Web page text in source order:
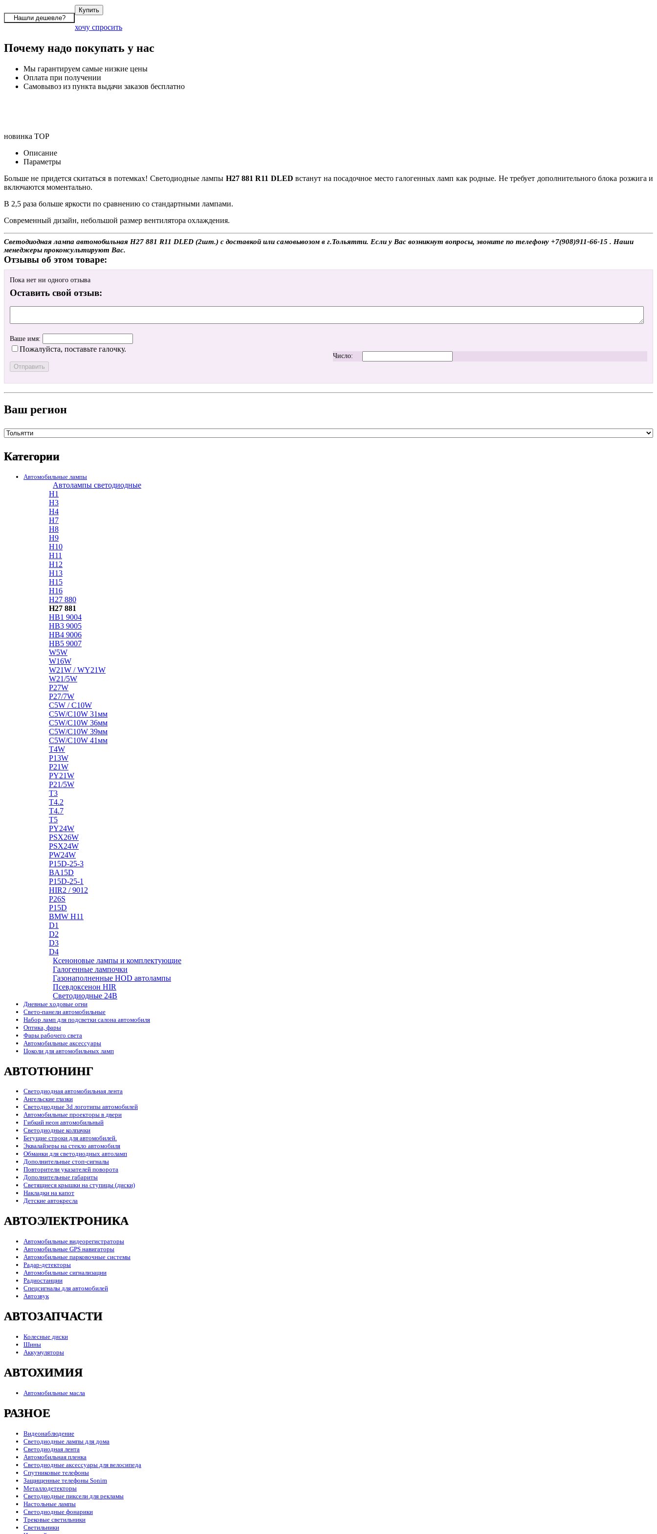
хочу спросить
Почему надо покупать у нас
Мы гарантируем самые низкие цены
Оплата при получении
Самовывоз из пункта выдачи заказов бесплатно
новинка TOP
Описание
Параметры
Больше не придется скитаться в потемках! Светодиодные лампы H27 881 R11 DLED встанут на посадочное место галогенных ламп как родные. Не требует дополнительного блока розжига и
включаются моментально.
В 2,5 раза больше яркости по сравнению со стандартными лампами.
Современный дизайн, небольшой размер вентилятора охлаждения.
Светодиодная лампа автомобильная H27 881 R11 DLED (2шт.) с доставкой или самовывозом в г.Тольятти. Если у Вас возникнут вопросы, звоните по телефону +7(908)911-66-15 . Наши
менеджеры проконсультируют Вас.
Отзывы об этом товаре:
Пока нет ни одного отзыва
Оставить свой отзыв:
Ваше имя:
Пожалуйста, поставьте галочку.
Число:
Ваш регион
Категории
Автомобильные лампы
Автолампы светодиодные
H1
H3
H4
H7
H8
H9
H10
H11
H12
H13
H15
H16
H27 880
H27 881
HB1 9004
HB3 9005
HB4 9006
HB5 9007
W5W
W16W
W21W / WY21W
W21/5W
P27W
P27/7W
C5W / C10W
C5W/C10W 31мм
C5W/C10W 36мм
C5W/C10W 39мм
C5W/C10W 41мм
T4W
P13W
P21W
PY21W
P21/5W
T3
T4.2
T4.7
T5
PY24W
PSX26W
PSX24W
PW24W
P15D-25-3
BA15D
P15D-25-1
HIR2 / 9012
P26S
P15D
BMW H11
D1
D2
D3
D4
Ксеноновые лампы и комплектующие
Галогенные лампочки
Газонаполненные HOD автолампы
Псевдоксенон HIR
Cветодиодные 24B
Дневные ходовые огни
Свето-панели автомобильные
Набор ламп для подсветки салона автомобиля
Оптика, фары
Фары рабочего света
Автомобильные аксессуары
Цоколи для автомобильных ламп
АВТОТЮНИНГ
Светодиодная автомобильная лента
Ангельские глазки
Светодиодные 3d логотипы автомобилей
Автомобильные проекторы в двери
Гибкий неон автомобильный
Светодиодные колпачки
Бегущие строки для автомобилей.
Эквалайзеры на стекло автомобиля
Обманки для светодиодных автоламп
Дополнительные стоп-сигналы
Повторители указателей поворота
Дополнительные габариты
Светящиеся крышки на ступицы (диски)
Накладки на капот
Детские автокресла
АВТОЭЛЕКТРОНИКА
Автомобильные видеорегистраторы
Автомобильные GPS навигаторы
Автомобильные парковочные системы
Радар-детекторы
Автомобильные сигнализации
Радиостанции
Спецсигналы для автомобилей
Автозвук
АВТОЗАПЧАСТИ
Колесные диски
Шины
Аккумуляторы
АВТОХИМИЯ
Автомобильные масла
РАЗНОЕ
Видеонаблюдение
Светодиодные лампы для дома
Светодиодная лента
Автомобильная пленка
Светодиодные аксессуары для велосипеда
Спутниковые телефоны
Защищенные телефоны Sonim
Металлодетекторы
Светодиодные пиксели для рекламы
Настольные лампы
Светодиодные фонарики
Трековые светильники
Светильники